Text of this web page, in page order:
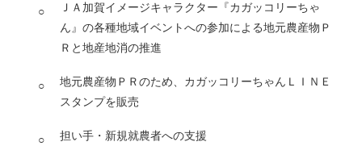
ＪＡ加賀イメージキャラクター『カガッコリーちゃ
ん』の各種地域イベントへの参加による地元農産物Ｐ
Ｒと地産地消の推進
地元農産物ＰＲのため、カガッコリーちゃんＬＩＮＥ
スタンプを販売
担い手・新規就農者への支援